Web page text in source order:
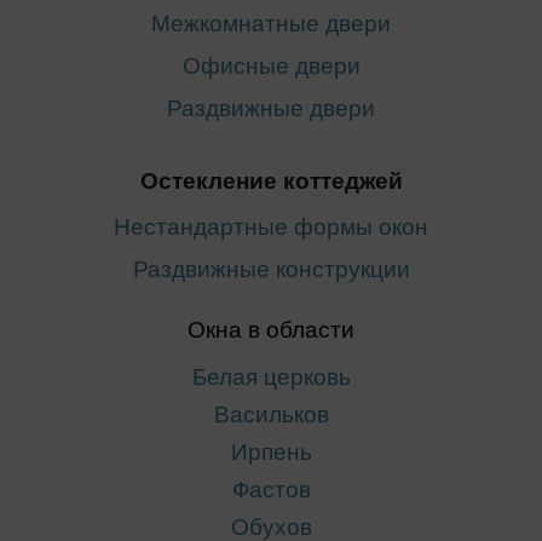
Межкомнатные двери
Офисные двери
Раздвижные двери
Остекление коттеджей
Нестандартные формы окон
Раздвижные конструкции
Окна в области
Белая церковь
Васильков
Ирпень
Фастов
Обухов